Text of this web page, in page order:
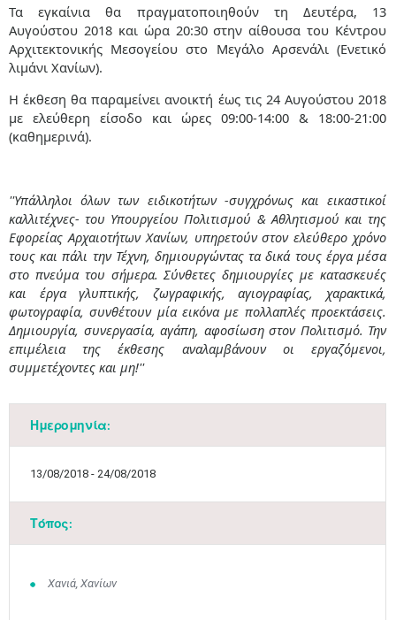
Τα εγκαίνια θα πραγματοποιηθούν τη Δευτέρα, 13
Αυγούστου 2018 και ώρα 20:30 στην αίθουσα του Κέντρου
Αρχιτεκτονικής Μεσογείου στο Μεγάλο Αρσενάλι (Ενετικό
λιμάνι Χανίων).
Η έκθεση θα παραμείνει ανοικτή έως τις 24 Αυγούστου 2018
με ελεύθερη είσοδο και ώρες 09:00-14:00 & 18:00-21:00
(καθημερινά).
''Υπάλληλοι όλων των ειδικοτήτων -συγχρόνως και εικαστικοί
καλλιτέχνες- του Υπουργείου Πολιτισμού & Αθλητισμού και της
Εφορείας Αρχαιοτήτων Χανίων, υπηρετούν στον ελεύθερο χρόνο
τους και πάλι την Τέχνη, δημιουργώντας τα δικά τους έργα μέσα
στο πνεύμα του σήμερα. Σύνθετες δημιουργίες με κατασκευές
και έργα γλυπτικής, ζωγραφικής, αγιογραφίας, χαρακτικά,
φωτογραφία, συνθέτουν μία εικόνα με πολλαπλές προεκτάσεις.
Δημιουργία, συνεργασία, αγάπη, αφοσίωση στον Πολιτισμό. Την
επιμέλεια της έκθεσης αναλαμβάνουν οι εργαζόμενοι,
συμμετέχοντες και μη!''
Ημερομηνία:
13/08/2018 - 24/08/2018
Τόπος:
Χανιά, Χανίων